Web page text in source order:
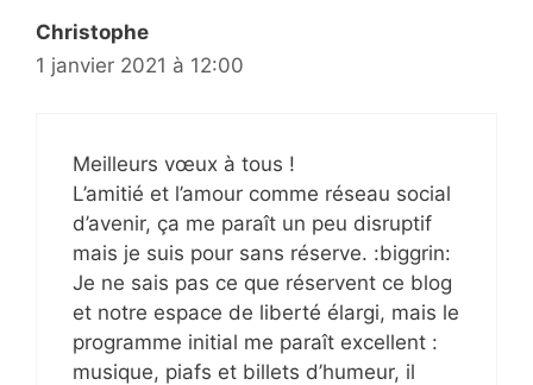
Christophe
1 janvier 2021 à 12:00
Meilleurs vœux à tous !
L’amitié et l’amour comme réseau social
d’avenir, ça me paraît un peu disruptif
mais je suis pour sans réserve. :biggrin:
Je ne sais pas ce que réservent ce blog
et notre espace de liberté élargi, mais le
programme initial me paraît excellent :
musique, piafs et billets d’humeur, il